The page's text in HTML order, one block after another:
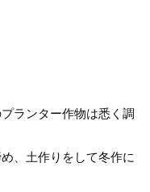
ランター作物は悉く調
、土作りをして冬作に